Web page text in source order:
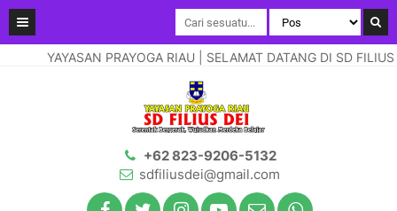
YAYASAN PRAYOGA RIAU | SELAMAT DATANG DI SD
+62 823-9206-5132
sdfiliusdei@gmail.com